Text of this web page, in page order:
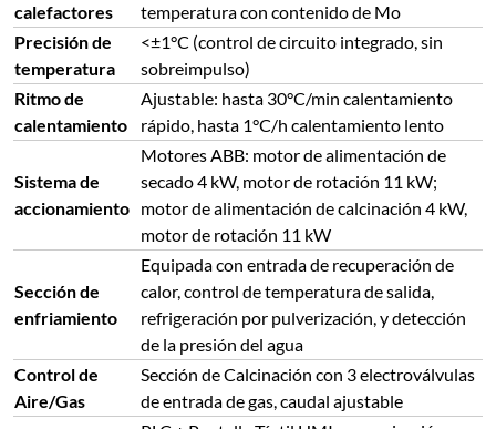
calefactores
temperatura con contenido de Mo
Precisión de
temperatura
<±1°C (control de circuito integrado, sin
sobreimpulso)
Ritmo de
calentamiento
Ajustable: hasta 30°C/min calentamiento
rápido, hasta 1°C/h calentamiento lento
Sistema de
accionamiento
Motores ABB: motor de alimentación de
secado 4 kW, motor de rotación 11 kW;
motor de alimentación de calcinación 4 kW,
motor de rotación 11 kW
Sección de
enfriamiento
Equipada con entrada de recuperación de
calor, control de temperatura de salida,
refrigeración por pulverización, y detección
de la presión del agua
Control de
Aire/Gas
Sección de Calcinación con 3 electroválvulas
de entrada de gas, caudal ajustable